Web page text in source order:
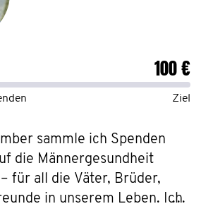
100 €
Ziel
sammle ich Spenden
die Männergesundheit
für all die Väter, Brüder,
in unserem Leben. Ich